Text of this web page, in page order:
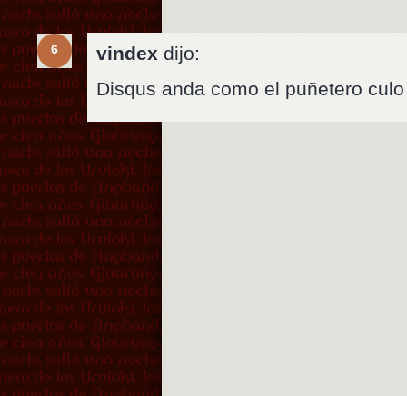
6 vindex dijo:
Disqus anda como el puñetero